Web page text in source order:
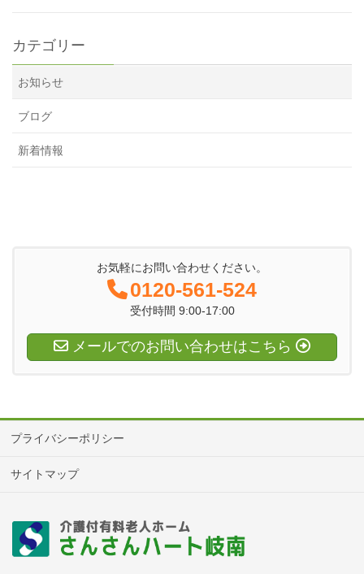
カテゴリー
お知らせ
ブログ
新着情報
お気軽にお問い合わせください。
0120-561-524
受付時間 9:00-17:00
メールでのお問い合わせはこちら
プライバシーポリシー
サイトマップ